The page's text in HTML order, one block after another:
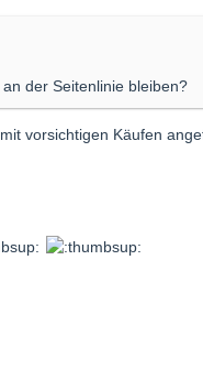
der Seitenlinie bleiben?
vorsichtigen Käufen